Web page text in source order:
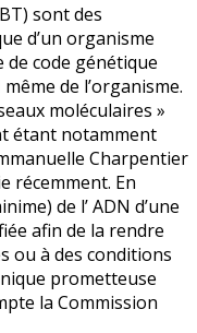
sont des
d’un organisme
code génétique
de l’organisme.
moléculaires »
étant notamment
Charpentier
récemment. En
de l’ ADN d’une
afin de la rendre
ou à des conditions
prometteuse
la Commission